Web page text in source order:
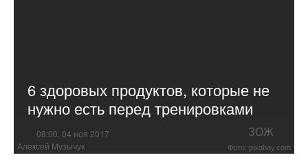
6 здоровых продуктов, которые не
нужно есть перед тренировками
08:00, 04 ноя 2017 ЗОЖ
Алексей Музычук Фото: pixabay.com